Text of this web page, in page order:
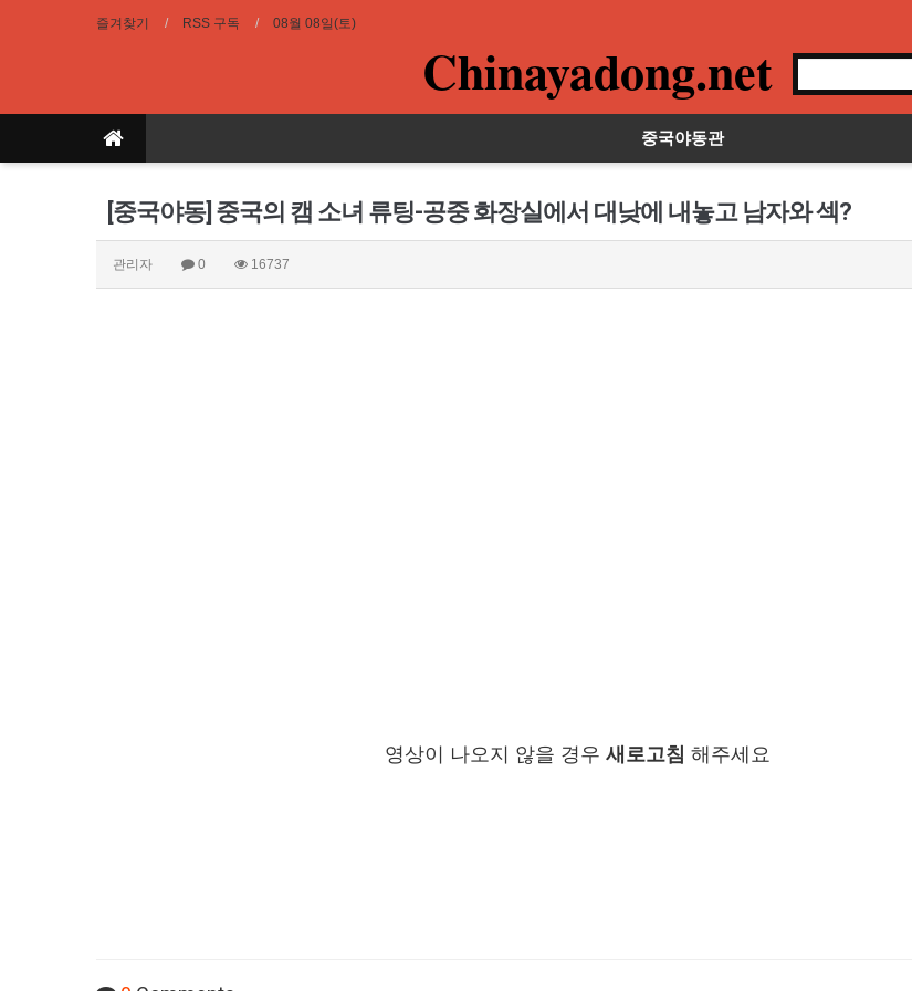
즐겨찾기 RSS 구독 08월 08일(토)
Chinayadong.net
중국야동관
[중국야동] 중국의 캠 소녀 류팅-공중 화장실에서 대낮에 내놓고 남자와 섹?
관리자 0 16737
영상이 나오지 않을 경우 새로고침 해주세요